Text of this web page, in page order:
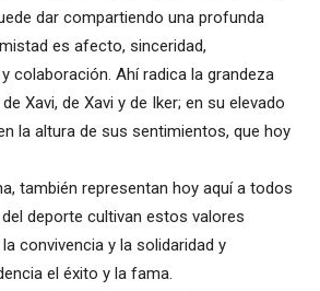
dar compartiendo una profunda
es afecto, sinceridad,
colaboración. Ahí radica la grandeza
Xavi, de Xavi y de Iker; en su elevado
la altura de sus sentimientos, que hoy
también representan hoy aquí a todos
deporte cultivan estos valores
convivencia y la solidaridad y
el éxito y la fama.